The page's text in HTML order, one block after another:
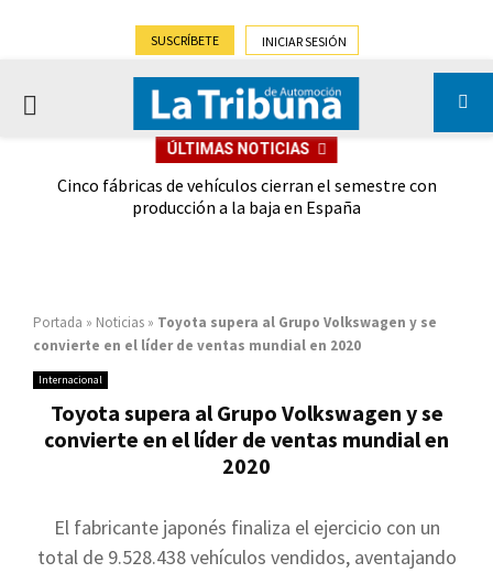
SUSCRÍBETE INICIAR SESIÓN
PRIMARY
ÚLTIMAS NOTICIAS
Cinco fábricas de vehículos cierran el semestre con
producción a la baja en España
Portada » Noticias » Toyota supera al Grupo Volkswagen y se
convierte en el líder de ventas mundial en 2020
Internacional
Toyota supera al Grupo Volkswagen y se
convierte en el líder de ventas mundial en
2020
El fabricante japonés finaliza el ejercicio con un
total de 9.528.438 vehículos vendidos, aventajando